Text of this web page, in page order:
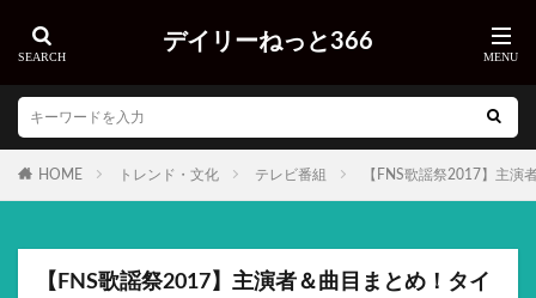
デイリーねっと366
HOME トレンド・文化 テレビ番組 【FNS歌謡祭2017】主演
【FNS歌謡祭2017】主演者＆曲目まとめ！タイ